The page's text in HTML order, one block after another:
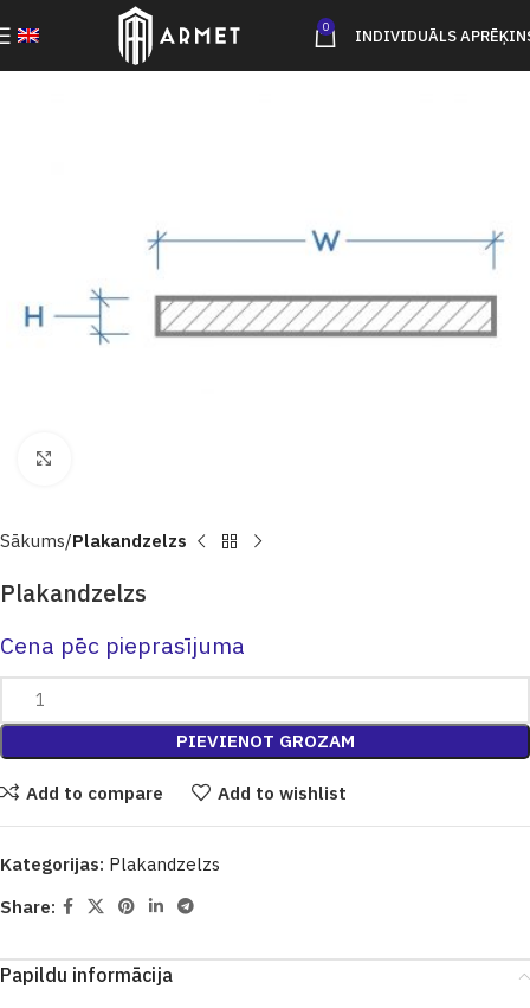
0 INDIVIDUĀLS
Sākums Plakandzelzs
Plakandzelzs
Cena pēc pieprasījuma
PIEVIENOT GROZAM
Add to compare Add to wishlist
Kategorijas: Plakandzelzs
Share:
Papildu informācija